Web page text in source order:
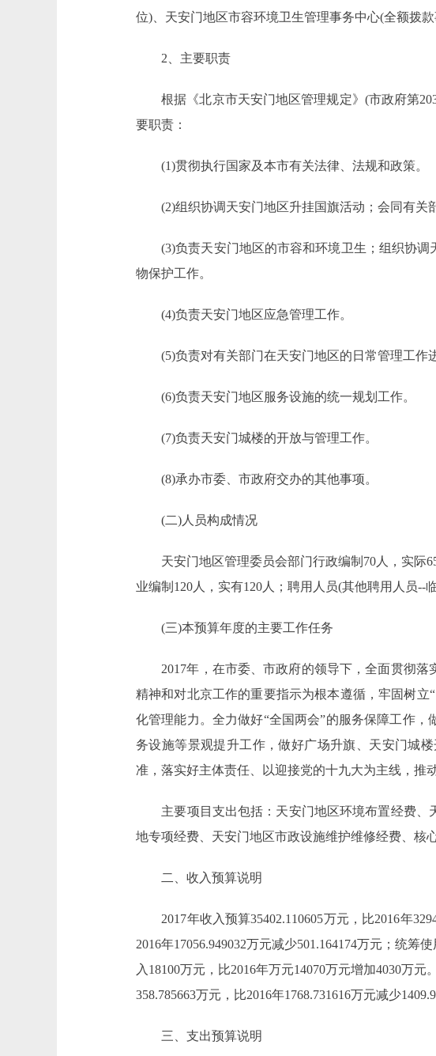
位)、天安门地区市容环境卫生管理事务中心(全额拨
2、主要职责
根据《北京市天安门地区管理规定》(市政府第
要职责：
(1)贯彻执行国家及本市有关法律、法规和政策。
(2)组织协调天安门地区升挂国旗活动；会同有关
(3)负责天安门地区的市容和环境卫生；组织协调
物保护工作。
(4)负责天安门地区应急管理工作。
(5)负责对有关部门在天安门地区的日常管理工作进
(6)负责天安门地区服务设施的统一规划工作。
(7)负责天安门城楼的开放与管理工作。
(8)承办市委、市政府交办的其他事项。
(二)人员构成情况
天安门地区管理委员会部门行政编制70人，实际65
业编制120人，实有120人；聘用人员(其他聘用人员--
(三)本预算年度的主要工作任务
2017年，在市委、市政府的领导下，全面贯彻落
精神和对北京工作的重要指示为根本遵循，牢固树
化管理能力。全力做好“全国两会”的服务保障工作
务设施等景观提升工作，做好广场升旗、天安门城
准，落实好主体责任、以迎接党的十九大为主线，推
主要项目支出包括：天安门地区环境布置经费、
地专项经费、天安门地区市政设施维护维修经费、核
二、收入预算说明
2017年收入预算35402.110605万元，比2016年
2016年17056.949032万元减少501.164174万元；统筹
入18100万元，比2016年万元14070万元增加4030万
358.785663万元，比2016年1768.731616万元减少
三、支出预算说明